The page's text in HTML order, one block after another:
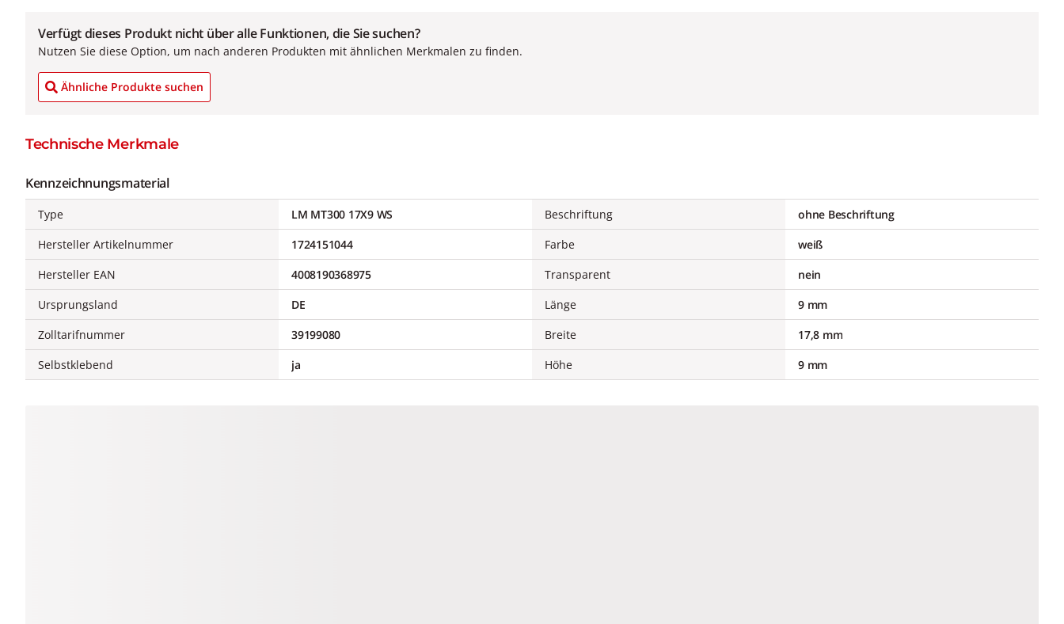
Verfügt dieses Produkt nicht über alle Funktionen, die Sie suchen?
Nutzen Sie diese Option, um nach anderen Produkten mit ähnlichen Merkmalen zu finden.
Ähnliche Produkte suchen
Technische Merkmale
Kennzeichnungsmaterial
Type
LM MT300 17X9 WS
Hersteller Artikelnummer
1724151044
Hersteller EAN
4008190368975
Ursprungsland
DE
Zolltarifnummer
39199080
Selbstklebend
ja
Beschriftung
ohne Beschriftung
Farbe
weiß
Transparent
nein
Länge
9 mm
Breite
17,8 mm
Höhe
9 mm